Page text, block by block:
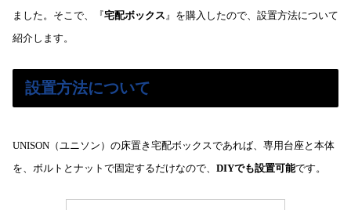
ました。そこで、『宅配ボックス』を購入したので、設置方法について
紹介します。
設置方法について
UNISON（ユニソン）の床置き宅配ボックスであれば、専用台座と本体
を、ボルトとナットで固定するだけなので、 DIYでも設置可能です。